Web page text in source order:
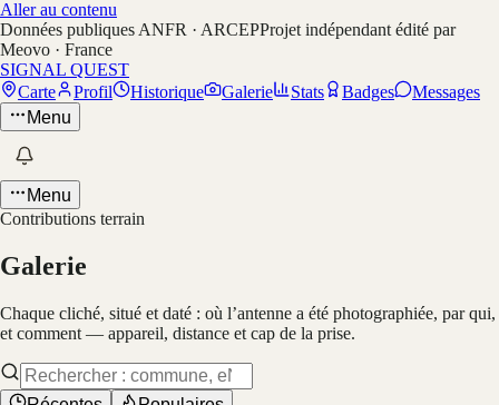
Aller au contenu
Données publiques ANFR · ARCEPProjet indépendant édité par
Meovo · France
SIGNAL QUEST
Carte
Profil Historique Galerie Stats Badges
Messages
Menu
Menu
Contributions terrain
Galerie
Chaque cliché, situé et daté : où l’antenne a été photographiée, par qui,
et comment — appareil, distance et cap de la prise.